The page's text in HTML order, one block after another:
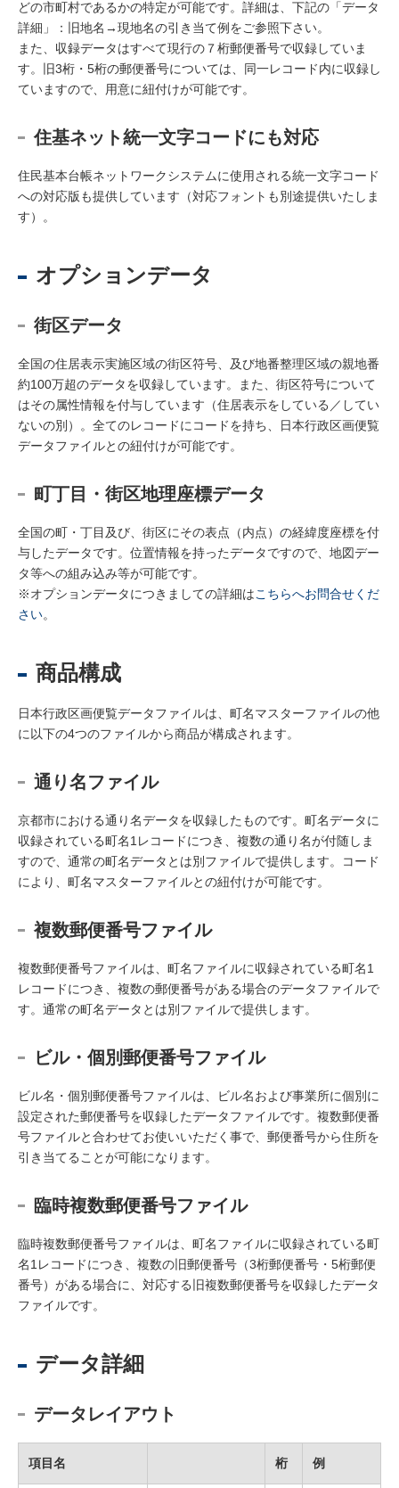
どの市町村であるかの特定が可能です。詳細は、下記の「データ
詳細」：旧地名→現地名の引き当て例をご参照下さい。
また、収録データはすべて現行の７桁郵便番号で収録していま
す。旧3桁・5桁の郵便番号については、同一レコード内に収録し
ていますので、用意に紐付けが可能です。
住基ネット統一文字コードにも対応
住民基本台帳ネットワークシステムに使用される統一文字コード
への対応版も提供しています（対応フォントも別途提供いたしま
す）。
オプションデータ
街区データ
全国の住居表示実施区域の街区符号、及び地番整理区域の親地番
約100万超のデータを収録しています。また、街区符号について
はその属性情報を付与しています（住居表示をしている／してい
ないの別）。全てのレコードにコードを持ち、日本行政区画便覧
データファイルとの紐付けが可能です。
町丁目・街区地理座標データ
全国の町・丁目及び、街区にその表点（内点）の経緯度座標を付
与したデータです。位置情報を持ったデータですので、地図デー
タ等への組み込み等が可能です。
※オプションデータにつきましての詳細はこちらへお問合せくだ
さい。
商品構成
日本行政区画便覧データファイルは、町名マスターファイルの他
に以下の4つのファイルから商品が構成されます。
通り名ファイル
京都市における通り名データを収録したものです。町名データに
収録されている町名1レコードにつき、複数の通り名が付随しま
すので、通常の町名データとは別ファイルで提供します。コード
により、町名マスターファイルとの紐付けが可能です。
複数郵便番号ファイル
複数郵便番号ファイルは、町名ファイルに収録されている町名1
レコードにつき、複数の郵便番号がある場合のデータファイルで
す。通常の町名データとは別ファイルで提供します。
ビル・個別郵便番号ファイル
ビル名・個別郵便番号ファイルは、ビル名および事業所に個別に
設定された郵便番号を収録したデータファイルです。複数郵便番
号ファイルと合わせてお使いいただく事で、郵便番号から住所を
引き当てることが可能になります。
臨時複数郵便番号ファイル
臨時複数郵便番号ファイルは、町名ファイルに収録されている町
名1レコードにつき、複数の旧郵便番号（3桁郵便番号・5桁郵便
番号）がある場合に、対応する旧複数郵便番号を収録したデータ
ファイルです。
データ詳細
データレイアウト
項目名 桁 例